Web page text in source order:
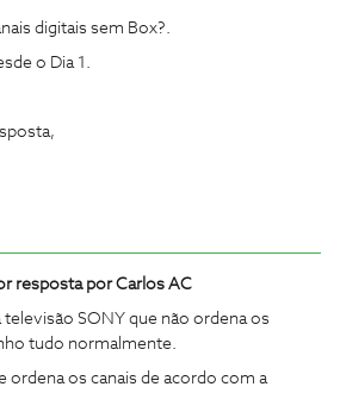
digitais sem Box?.
o Dia 1.
resposta porCarlos AC
televisão SONY que não ordena os
tudo normalmente.
ordena os canais de acordo com a